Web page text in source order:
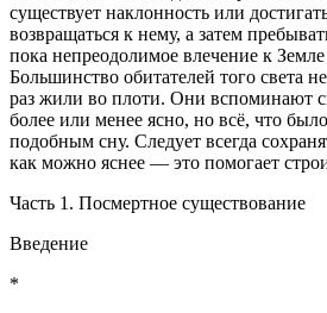
существует наклонность или
возвращаться к нему, а затем
пока непреодолимое влечение к
Большинство обитателей того света
раз жили во плоти. Они вспоминают
более или менее ясно, но всё, что
подобным сну. Следует всегда
как можно яснее — это помогает
Часть 1. Посмертное существование
Введение
*